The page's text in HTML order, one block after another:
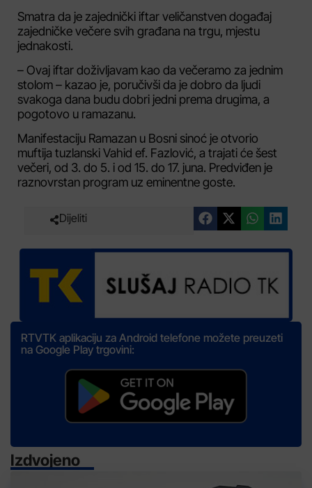
Smatra da je zajednički iftar veličanstven događaj
zajedničke večere svih građana na trgu, mjestu
jednakosti.
– Ovaj iftar doživljavam kao da večeramo za jednim
stolom – kazao je, poručivši da je dobro da ljudi
svakoga dana budu dobri jedni prema drugima, a
pogotovo u ramazanu.
Manifestaciju Ramazan u Bosni sinoć je otvorio
muftija tuzlanski Vahid ef. Fazlović, a trajati će šest
večeri, od 3. do 5. i od 15. do 17. juna. Predviđen je
raznovrstan program uz eminentne goste.
Dijeliti
RTVTK aplikaciju za Android telefone možete preuzeti
na Google Play trgovini:
Izdvojeno